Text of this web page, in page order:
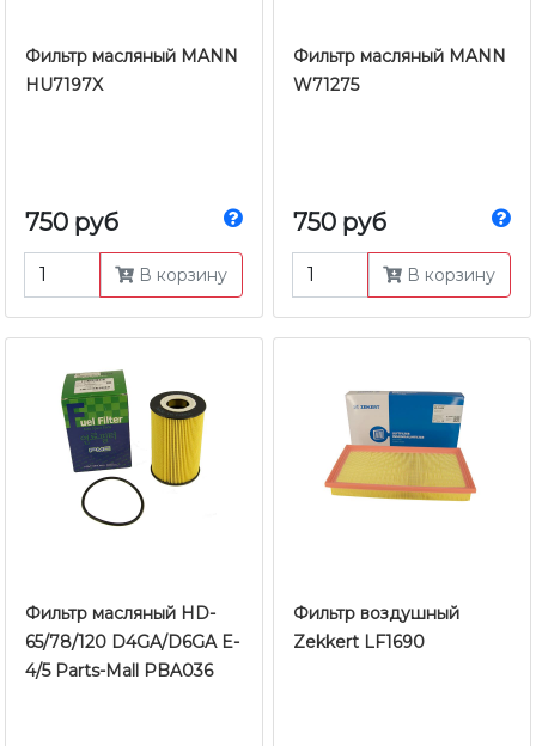
Фильтр масляный MANN
HU7197X
750 руб
В корзину
Фильтр масляный MANN
W71275
750 руб
В корзину
Фильтр масляный HD-
65/78/120 D4GA/D6GA E-
4/5 Parts-Mall PBA036
Фильтр воздушный
Zekkert LF1690